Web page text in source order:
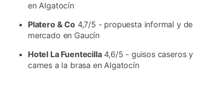
en Algatocín
Platero & Co4,7/5 - propuesta informal y de
mercado en Gaucín
Hotel La Fuentecilla4,6/5 - guisos caseros y
carnes a la brasa en Algatocín